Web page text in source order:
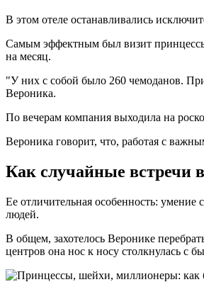
В этом отеле останавливались
Самым эффектным был визит принцессы
на месяц.
"У них с собой было 260 чемоданов.
Вероника.
По вечерам компания выходила на
Вероника говорит, что, работая с
Как случайные встречи
Ее отличительная особенность:
людей.
В общем, захотелось Веронике
центров она нос к носу столкнулась с